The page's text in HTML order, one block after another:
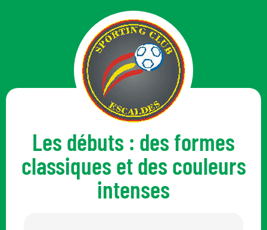
Les débuts : des formes
classiques et des couleurs
intenses